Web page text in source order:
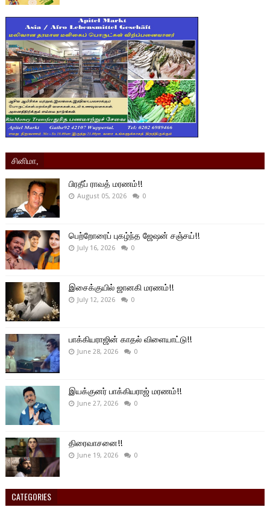
சினிமா,
பிரதீப் ராவத் மரணம்!!
August 05, 2026 0
பெற்றோரைப் புகழ்ந்த ஜேஷன் சஞ்சய்!!
July 16, 2026 0
இசைக்குயில் ஜானகி மரணம்!!
July 12, 2026 0
பாக்கியராஜின் காதல் விளையாட்டு!!
June 28, 2026 0
இயக்குனர் பாக்கியராஜ் மரணம்!!
June 27, 2026 0
திரைவாசனை!!
June 19, 2026 0
CATEGORIES